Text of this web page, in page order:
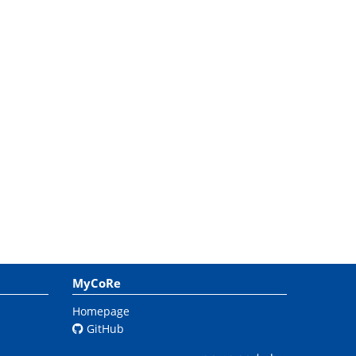
MyCoRe
Homepage
GitHub